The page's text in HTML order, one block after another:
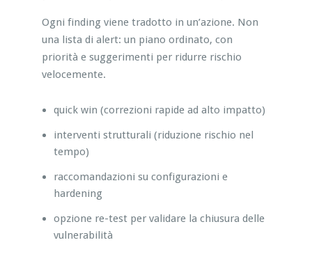
Ogni finding viene tradotto in un’azione. Non
una lista di alert: un piano ordinato, con
priorità e suggerimenti per ridurre rischio
velocemente.
quick win (correzioni rapide ad alto impatto)
interventi strutturali (riduzione rischio nel
tempo)
raccomandazioni su configurazioni e
hardening
opzione re-test per validare la chiusura delle
vulnerabilità